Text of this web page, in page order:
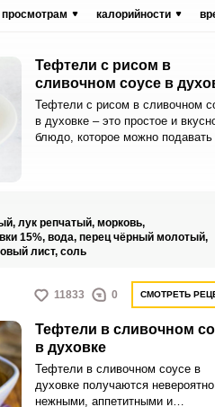
просмотрам калорийности
Тефтели с рисом в
сливочном соусе в
Тефтели с рисом в сливочном
в духовке – это простое и
блюдо, которое можно подавать
максимально сочными и
во рту.
лук репчатый, морковь,
15%, вода, перец чёрный молотый,
лист, соль
11833 0 СМОТРЕТЬ
Тефтели в сливочном
в духовке
Тефтели в сливочном соусе в
духовке получаются невероятно
нежными, аппетитными и